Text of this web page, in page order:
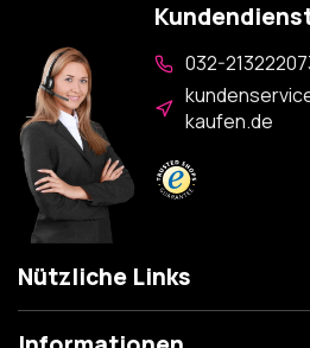
032-
kaufen.de
Nützliche Links